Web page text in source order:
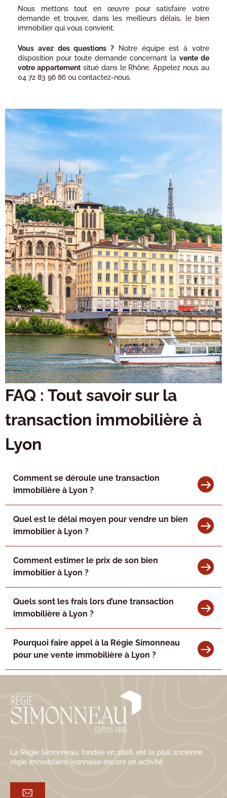
Nous mettons tout en œuvre pour satisfaire votre
demande et trouver, dans les meilleurs délais, le bien
immobilier qui vous convient.
Vous avez des questions ? Notre équipe est à votre
disposition pour toute demande concernant la vente de
votre appartementsitué dans le Rhône. Appelez nous au
04 72 83 96 86 ou contactez-nous.
FAQ : Tout savoir sur la
transaction immobilière à
Lyon
Comment se déroule une transaction
immobilière à Lyon ?
Quel est le délai moyen pour vendre un bien
immobilier à Lyon ?
Comment estimer le prix de son bien
immobilier à Lyon ?
Quels sont les frais lors d’une transaction
immobilière à Lyon ?
Pourquoi faire appel à la Régie Simonneau
pour une vente immobilière à Lyon ?
La Régie Simonneau, fondée en 1806, est la plus ancienne
régie immobilière lyonnaise encore en activité.